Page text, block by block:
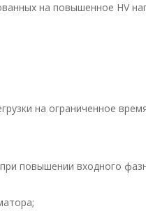
на повышенное HV
на ограниченное
повышении входного